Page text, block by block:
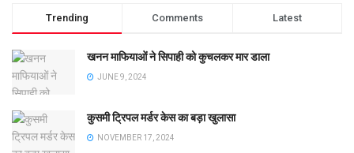
Trending Comments Latest
खनन माफियाओं ने सिपाही को कुचलकर मार डाला
JUNE 9, 2024
कुसमी ट्रिपल मर्डर केस का बड़ा खुलासा
NOVEMBER 17, 2024